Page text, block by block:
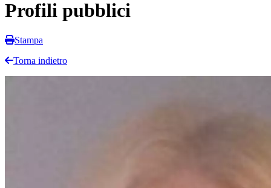
Profili pubblici
Stampa
Torna indietro